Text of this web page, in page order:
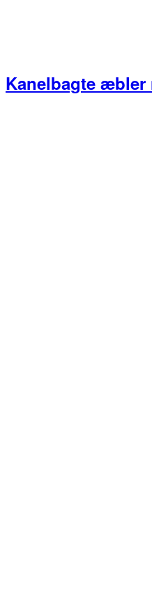
Kanelbagte æbler